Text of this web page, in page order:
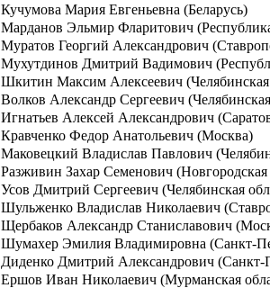
Кучумова Мария Евгеньевна (Беларусь)
Марданов Эльмир Фларитович
Муратов Георгий Александрович
Мухутдинов Дмитрий Вадимович
Шкитин Максим Алексеевич (Челябинская
Волков Александр Сергеевич
Игнатьев Алексей Александрович
Кравченко Федор Анатольевич (Москва)
Маковецкий Владислав Павлович
Разживин Захар Семенович (Новгородская
Усов Дмитрий Сергеевич (Челябинская
Шульженко Владислав Николаевич
Щербаков Александр Станиславович
Шумахер Эмилия Владимировна (Санкт-
Диденко Дмитрий Александрович (Санкт-
Ершов Иван Николаевич (Мурманская